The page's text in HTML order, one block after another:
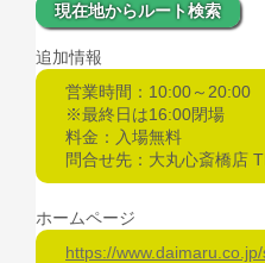
現在地からルート検索
追加情報
営業時間：10:00～20:00
※最終日は16:00閉場
料金：入場無料
問合せ先：大丸心斎橋店
ホームページ
https://